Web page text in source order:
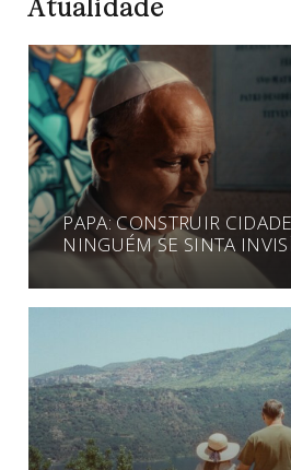
Atualidade
PAPA: CONSTRUIR
NINGUÉM SE SINTA